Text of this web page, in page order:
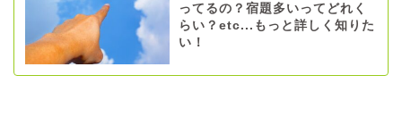
ってるの？宿題多いってどれく
らい？etc...もっと詳しく知りた
い！